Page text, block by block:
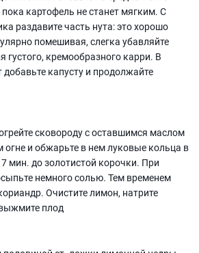
картофель не станет мягким. С
раздавите часть нута: это хорошо
помешивая, слегка убавляйте
густого, кремообразного карри. В
добавьте капусту и продолжайте
сковороду с оставшимся маслом
огне и обжарьте в нем луковые кольца в
мин. до золотистой корочки. При
немного солью. Тем временем
Очистите лимон, натрите
плод